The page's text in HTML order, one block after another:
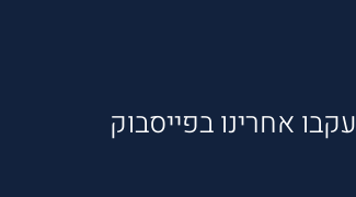
עקבו אחרינו בפייסבוק